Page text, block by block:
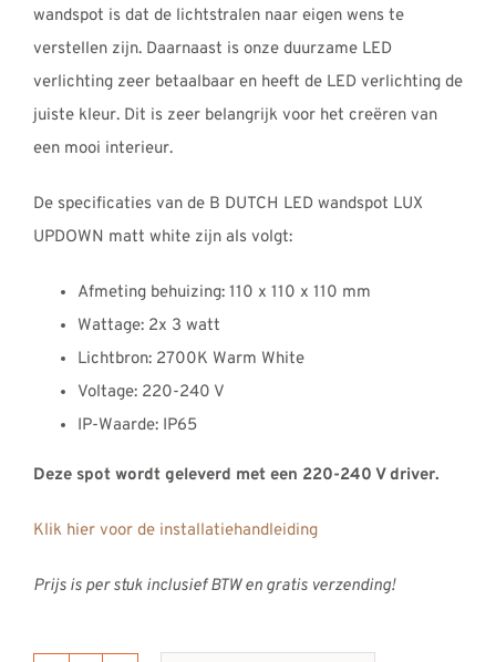
wandspot is dat de lichtstralen naar eigen wens te
verstellen zijn. Daarnaast is onze duurzame LED
verlichting zeer betaalbaar en heeft de LED verlichting de
juiste kleur. Dit is zeer belangrijk voor het creëren van
een mooi interieur.
De specificaties van de B DUTCH LED wandspot LUX
UPDOWN matt white zijn als volgt:
Afmeting behuizing: 110 x 110 x 110 mm
Wattage: 2x 3 watt
Lichtbron: 2700K Warm White
Voltage: 220-240 V
IP-Waarde: IP65
Deze spot wordt geleverd met een 220-240 V driver.
Klik hier voor de installatiehandleiding
Prijs is per stuk inclusief BTW en gratis verzending!